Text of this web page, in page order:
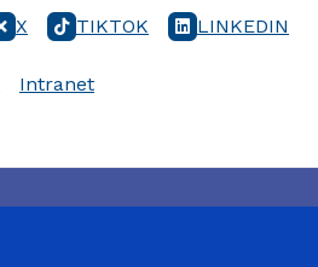
X TIKTOK LINKEDIN
Intranet